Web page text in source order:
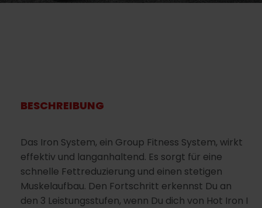
BESCHREIBUNG
Das Iron System, ein Group Fitness System, wirkt
effektiv und langanhaltend. Es sorgt für eine
schnelle Fettreduzierung und einen stetigen
Muskelaufbau. Den Fortschritt erkennst Du an
den 3 Leistungsstufen, wenn Du dich von Hot Iron I